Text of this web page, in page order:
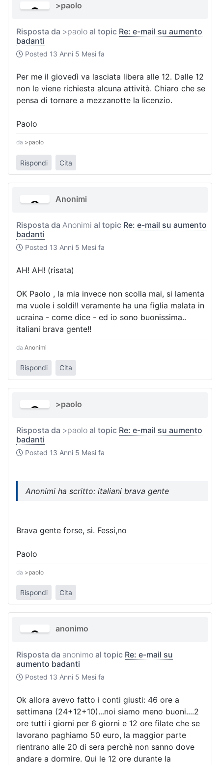
>paolo
Risposta da >paolo al topic Re: e-mail su aumento
badanti
Posted 13 Anni 5 Mesi fa
Per me il giovedì va lasciata libera alle 12. Dalle 12
non le viene richiesta alcuna attività. Chiaro che se
pensa di tornare a mezzanotte la licenzio.
Paolo
da >paolo
Rispondi Cita
Anonimi
Risposta da Anonimi al topic Re: e-mail su aumento
badanti
Posted 13 Anni 5 Mesi fa
AH! AH! (risata)
OK Paolo , la mia invece non scolla mai, si lamenta
ma vuole i soldi!! veramente ha una figlia malata in
ucraina - come dice - ed io sono buonissima..
italiani brava gente!!
da Anonimi
Rispondi Cita
>paolo
Risposta da >paolo al topic Re: e-mail su aumento
badanti
Posted 13 Anni 5 Mesi fa
Anonimi ha scritto: italiani brava gente
Brava gente forse, sì. Fessi,no
Paolo
da >paolo
Rispondi Cita
anonimo
Risposta da anonimo al topic Re: e-mail su
aumento badanti
Posted 13 Anni 5 Mesi fa
Ok allora avevo fatto i conti giusti: 46 ore a
settimana (24+12+10)...noi siamo meno buoni....2
ore tutti i giorni per 6 giorni e 12 ore filate che se
lavorano paghiamo 50 euro, la maggior parte
rientrano alle 20 di sera perchè non sanno dove
andare a dormire. Qui le 12 ore durante la